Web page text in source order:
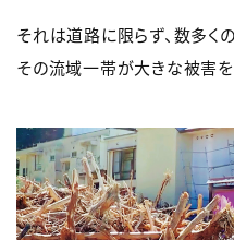
それは道路に限らず、数多く
その流域一帯が大きな被害を